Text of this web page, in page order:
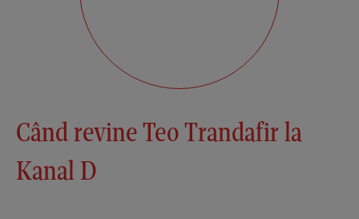
Când revine Teo Trandafir la
Kanal D